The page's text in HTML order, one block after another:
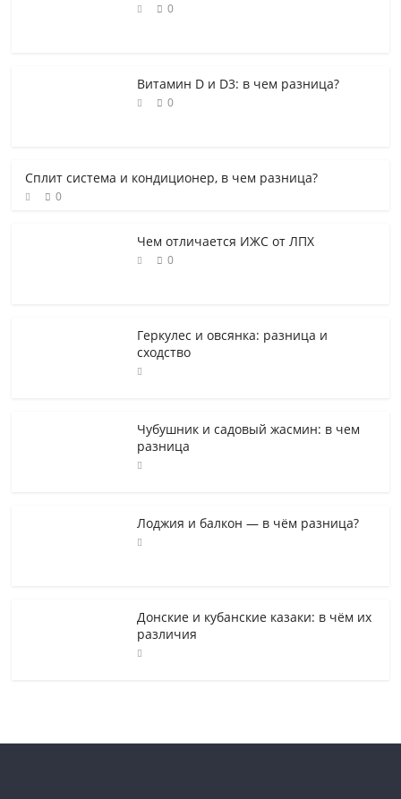
0
Витамин D и D3: в чем разница?
0
Сплит система и кондиционер, в чем разница?
0
Чем отличается ИЖС от ЛПХ
0
Геркулес и овсянка: разница и
сходство
Чубушник и садовый жасмин: в чем
разница
Лоджия и балкон — в чём разница?
Донские и кубанские казаки: в чём их
различия